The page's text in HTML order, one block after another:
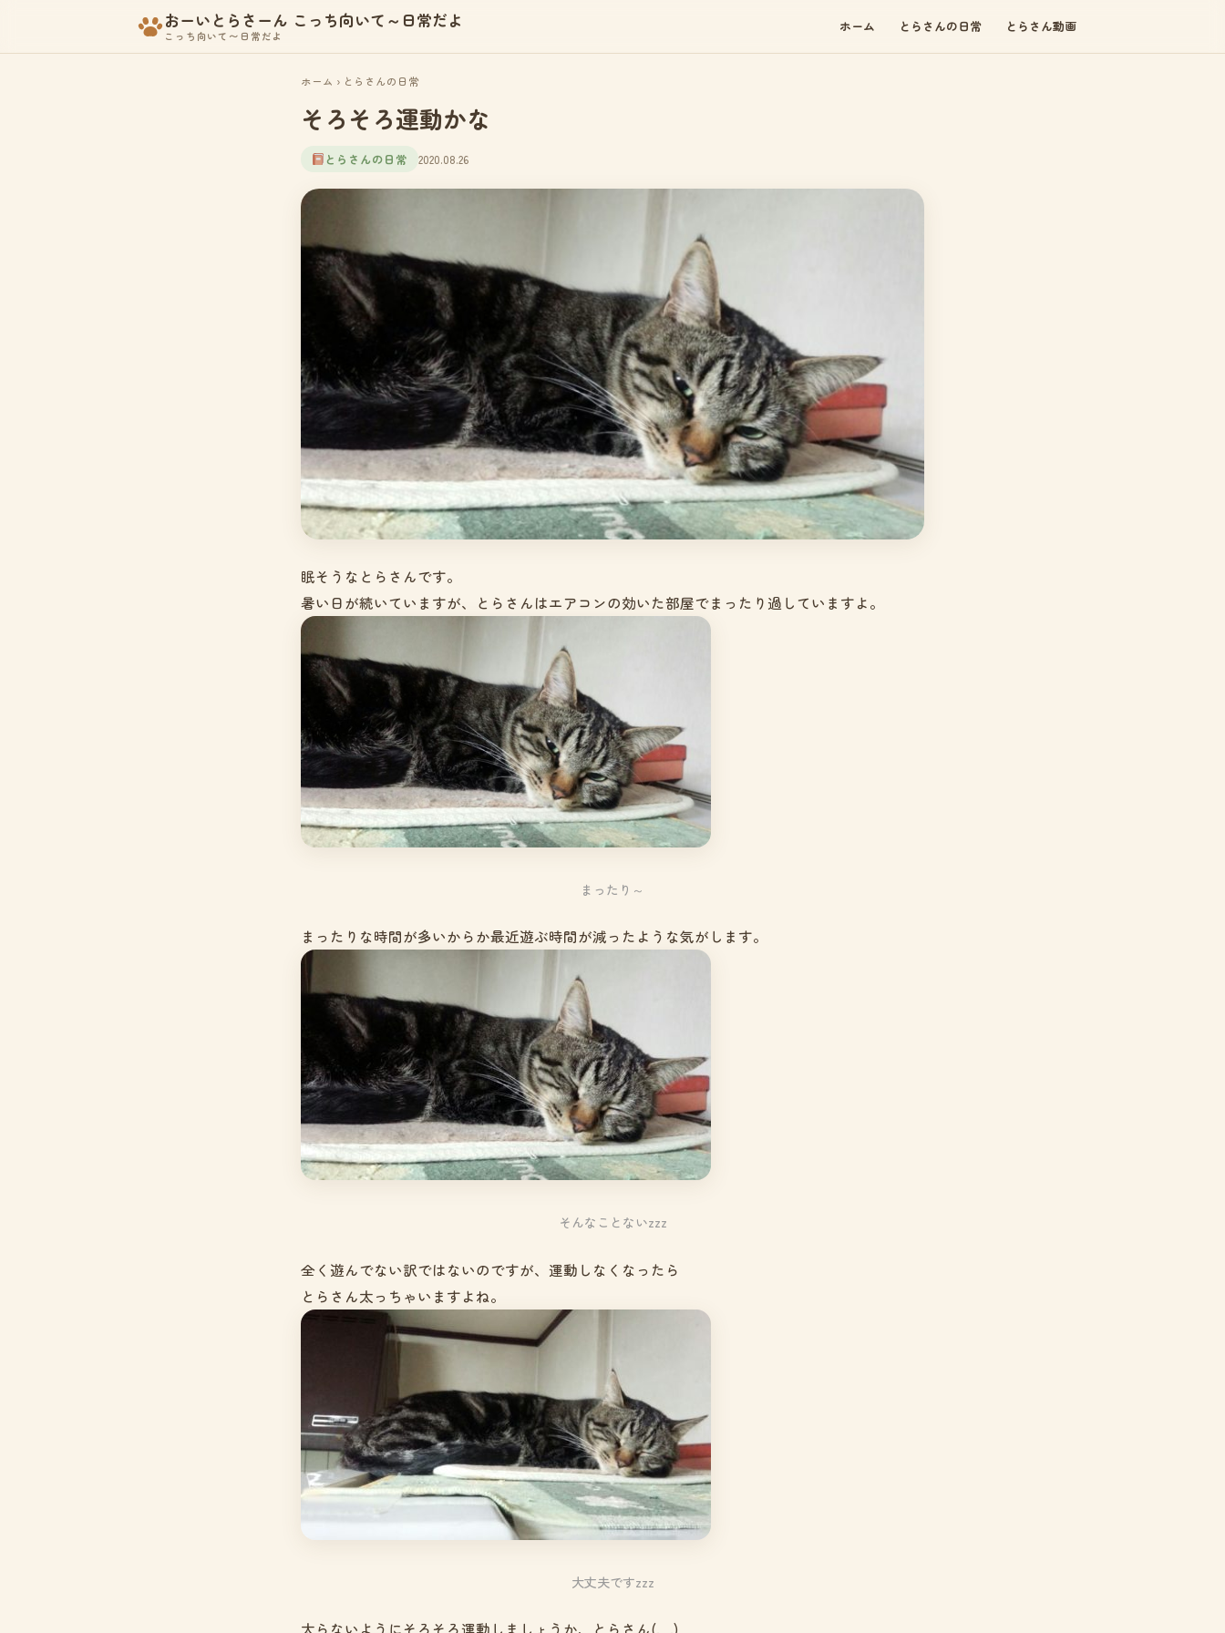
おーいとらさーん こっち向いて～日常だよ
こっち向いて〜日常だよ
ホーム とらさんの日常 とらさん動画
ホーム › とらさんの日常
そろそろ運動かな
とらさんの日常 2020.08.26
眠そうなとらさんです。
暑い日が続いていますが、とらさんはエアコンの効いた部屋でまったり過していますよ。
まったり～
まったりな時間が多いからか最近遊ぶ時間が減ったような気がします。
そんなことないzzz
全く遊んでない訳ではないのですが、運動しなくなったら
とらさん太っちゃいますよね。
大丈夫ですzzz
太らないようにそろそろ運動しましょうか、とらさん(._.)